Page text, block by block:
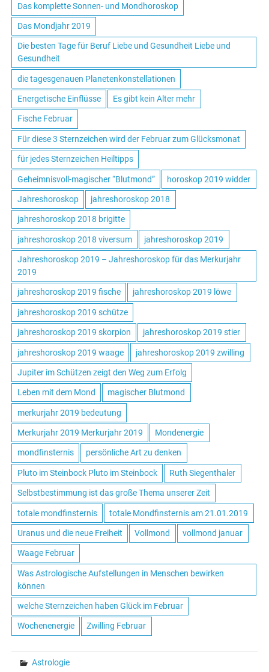
Das komplette Sonnen- und Mondhoroskop
Das Mondjahr 2019
Die besten Tage für Beruf Liebe und Gesundheit Liebe und
Gesundheit
die tagesgenauen Planetenkonstellationen
Energetische Einflüsse Es gibt kein Alter mehr
Fische Februar
Für diese 3 Sternzeichen wird der Februar zum Glücksmonat
für jedes Sternzeichen Heiltipps
Geheimnisvoll-magischer “Blutmond” horoskop 2019 widder
Jahreshoroskop jahreshoroskop 2018
jahreshoroskop 2018 brigitte
jahreshoroskop 2018 viversum jahreshoroskop 2019
Jahreshoroskop 2019 – Jahreshoroskop für das Merkurjahr
2019
jahreshoroskop 2019 fische jahreshoroskop 2019 löwe
jahreshoroskop 2019 schütze
jahreshoroskop 2019 skorpion jahreshoroskop 2019 stier
jahreshoroskop 2019 waage jahreshoroskop 2019 zwilling
Jupiter im Schützen zeigt den Weg zum Erfolg
Leben mit dem Mond magischer Blutmond
merkurjahr 2019 bedeutung
Merkurjahr 2019 Merkurjahr 2019 Mondenergie
mondfinsternis persönliche Art zu denken
Pluto im Steinbock Pluto im Steinbock Ruth Siegenthaler
Selbstbestimmung ist das große Thema unserer Zeit
totale mondfinsternis totale Mondfinsternis am 21.01.2019
Uranus und die neue Freiheit Vollmond vollmond januar
Waage Februar
Was Astrologische Aufstellungen in Menschen bewirken
können
welche Sternzeichen haben Glück im Februar
Wochenenergie Zwilling Februar
Astrologie